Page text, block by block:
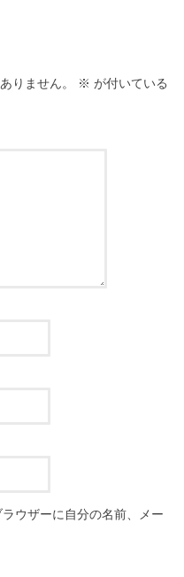
りません。 ※ が付いている
ウザーに自分の名前、メー